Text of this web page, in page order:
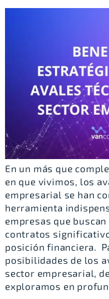
En un más que
en que vivimos, los
empresarial se han
herramienta
empresas que
contratos
posición financiera.
posibilidades de los
sector empresarial,
exploramos en